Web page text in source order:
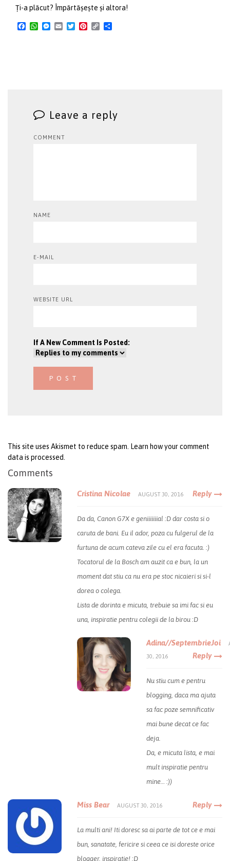
Ți-a plăcut? Împărtășește și altora!
Facebook
WhatsApp
Messenger
EmailTwitterPinterest
Copy
Leave a reply
COMMENT
NAME
E-MAIL
WEBSITE URL
If A New Comment Is Posted:
This site uses Akismet to reduce spam.
Learn how your comment
data is processed
Comments
Cristina Nicolae AUGUST 30, 2016 Reply
Da da, Canon G7X e geniiiiiiial :D dar costa si o
caruta de bani. Eu il ador, poza cu fulgerul de la
furtuna de acum cateva zile cu el era facuta. :)
Tocatorul de la Bosch am auzit ca e bun, la un
moment dat stiu ca nu era pe stoc nicaieri si si-l
dorea o colega.
Lista de dorinta e micuta, trebuie sa imi fac si eu
una, inspiratie pentru colegii de la birou :D
Adina//SeptembrieJoi
30, 2016 Reply
Nu stiu cum e pentru
blogging, daca ma ajuta
sa fac poze semnificativ
mai bune decat ce fac
deja.
Da, e micuta lista, e mai
mult inspiratie pentru
mine… :))
Miss Bear AUGUST 30, 2016 Reply
La multi ani! Iti doresc sa ai parte de tot ce e mai
bun, sanatate, fericire si ceea ce isi doreste orice
blogger, inspiratie! :D